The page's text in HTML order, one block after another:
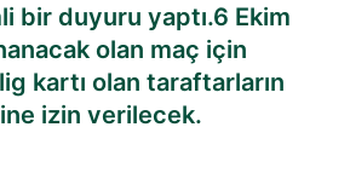
bir duyuru yaptı.6 Ekim
olan maç için
kartı olan taraftarların
izin verilecek.